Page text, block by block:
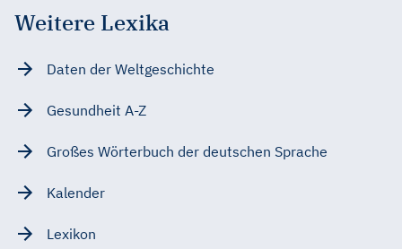
Weitere Lexika
Daten der Weltgeschichte
Gesundheit A-Z
Großes Wörterbuch der deutschen Sprache
Kalender
Lexikon